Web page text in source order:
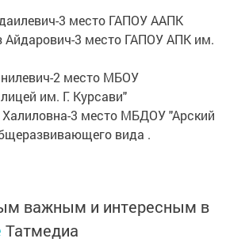
3 место ГАПОУ ААПК
3 место ГАПОУ АПК им.
2 место МБОУ
им. Г. Курсави"
Халиловна-3 место МБДОУ "Арский
вида .
Татмедиа